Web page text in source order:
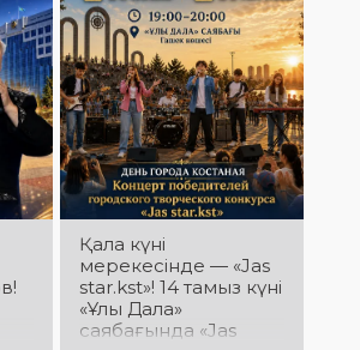
QOSTANAI TAŃY:
Қала күніне
дайындық
пысықталды
Қала күні
мерекесінде — «Jas
star.kst»! 14 тамыз күні
«Ұлы Дала»
саябағында «Jas